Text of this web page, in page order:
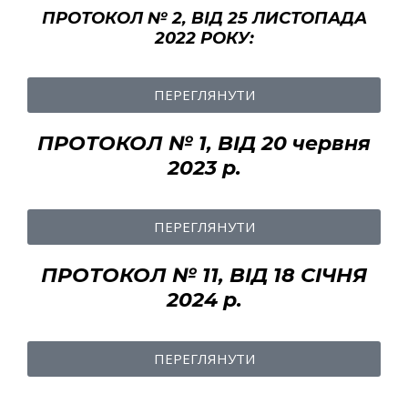
ПРОТОКОЛ № 2, ВІД 25 ЛИСТОПАДА
2022 РОКУ:
ПЕРЕГЛЯНУТИ
ПРОТОКОЛ № 1, ВІД 20 червня
2023 р.
ПЕРЕГЛЯНУТИ
ПРОТОКОЛ № 11, ВІД 18 СІЧНЯ
2024 р.
ПЕРЕГЛЯНУТИ